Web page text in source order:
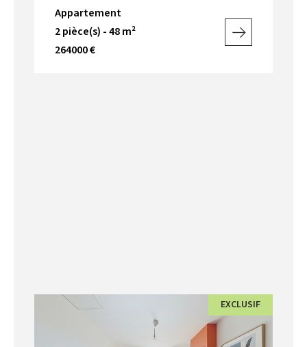
Appartement
2 pièce(s) - 48 m²
264000 €
EXCLUSIF